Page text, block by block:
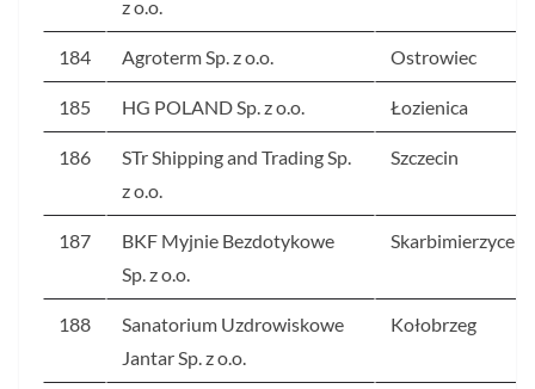
z o.o.
184 Agroterm Sp. z o.o. Ostrowiec
185 HG POLAND Sp. z o.o. Łozienica
186
STr Shipping and Trading Sp.
z o.o.
Szczecin
187
BKF Myjnie Bezdotykowe
Sp. z o.o.
Skarbimierzyce
188
Sanatorium Uzdrowiskowe
Jantar Sp. z o.o.
Kołobrzeg